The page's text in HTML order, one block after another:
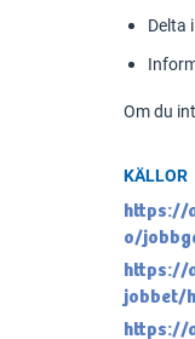
Delta
Om du
KÄLLOR
https://
o/
https://
jobbet/
https://